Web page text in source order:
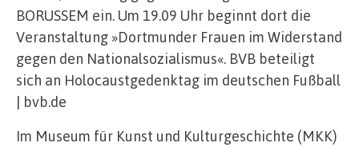
BORUSSEM ein. Um 19.09 Uhr beginnt dort die
Veranstaltung »Dortmunder Frauen im Widerstand
gegen den Nationalsozialismus«. BVB beteiligt
sich an Holocaustgedenktag im deutschen Fußball
| bvb.de
Im Museum für Kunst und Kulturgeschichte (MKK)